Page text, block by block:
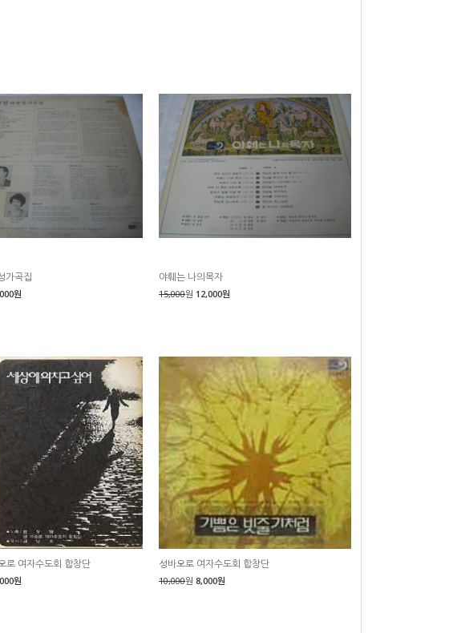
가곡집
원
야훼는 나의목자
15,000원 12,000원
로 여자수도회 합창단
원
성바오로 여자수도회 합창단
10,000원 8,000원